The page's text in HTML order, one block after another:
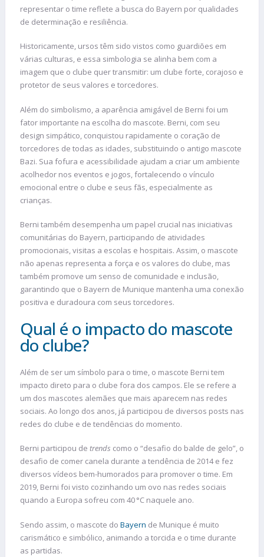
representar o time reflete a busca do Bayern por qualidades
de determinação e resiliência.
Historicamente, ursos têm sido vistos como guardiões em
várias culturas, e essa simbologia se alinha bem com a
imagem que o clube quer transmitir: um clube forte, corajoso e
protetor de seus valores e torcedores.
Além do simbolismo, a aparência amigável de Berni foi um
fator importante na escolha do mascote. Berni, com seu
design simpático, conquistou rapidamente o coração de
torcedores de todas as idades, substituindo o antigo mascote
Bazi. Sua fofura e acessibilidade ajudam a criar um ambiente
acolhedor nos eventos e jogos, fortalecendo o vínculo
emocional entre o clube e seus fãs, especialmente as
crianças.
Berni também desempenha um papel crucial nas iniciativas
comunitárias do Bayern, participando de atividades
promocionais, visitas a escolas e hospitais. Assim, o mascote
não apenas representa a força e os valores do clube, mas
também promove um senso de comunidade e inclusão,
garantindo que o Bayern de Munique mantenha uma conexão
positiva e duradoura com seus torcedores.
Qual é o impacto do mascote
do clube?
Além de ser um símbolo para o time, o mascote Berni tem
impacto direto para o clube fora dos campos. Ele se refere a
um dos mascotes alemães que mais aparecem nas redes
sociais. Ao longo dos anos, já participou de diversos posts nas
redes do clube e de tendências do momento.
Berni participou de trends como o “desafio do balde de gelo”, o
desafio de comer canela durante a tendência de 2014 e fez
diversos vídeos bem-humorados para promover o time. Em
2019, Berni foi visto cozinhando um ovo nas redes sociais
quando a Europa sofreu com 40 °C naquele ano.
Sendo assim, o mascote do Bayern de Munique é muito
carismático e simbólico, animando a torcida e o time durante
as partidas.